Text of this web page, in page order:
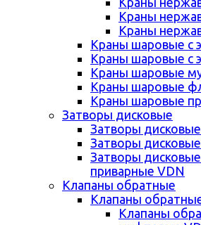
Краны
Краны
Краны шаровые с
Краны шаровые с
Краны шаровые
Краны шаровые
Краны шаровые
Затворы дисковые
Затворы
Затворы
Затворы
приварные VDN
Клапаны обратные
Клапаны
Клапаны